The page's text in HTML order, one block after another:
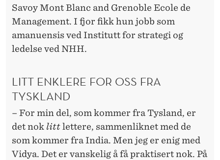
Savoy Mont Blanc and Grenoble Ecole de
Management. I fjor fikk hun jobb som
amanuensis ved Institutt for strategi og
ledelse ved NHH.
LITT ENKLERE FOR OSS FRA
TYSKLAND
– For min del, som kommer fra Tysland, er
det nok littlettere, sammenliknet med de
som kommer fra India. Men jeg er enig med
Vidya. Det er vanskelig å få praktisert nok. På